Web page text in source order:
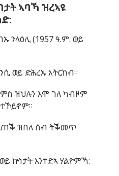
ኣባኻ ዝረኣዩ
ንላዕሊ (1957 ዓ.ም. ወይ
ወይ ድሕረኡ እትርከብ።
ዝህሉን እሞ ገለ ካብዞም
ዝበለ ሰብ ትቕመጥ
ኵነታት እንተድኣ ሃልዮምኻ: